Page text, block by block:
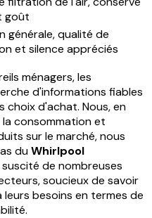
goût
générale, qualité de
et silence appréciés
ménagers, les
d'informations fiables
choix d'achat. Nous, en
consommation et
sur le marché, nous
duWhirlpool
de nombreuses
soucieux de savoir
besoins en termes de